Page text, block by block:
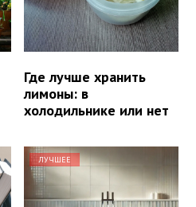
Где лучше хранить
лимоны: в
холодильнике или нет
ЛУЧШЕЕ